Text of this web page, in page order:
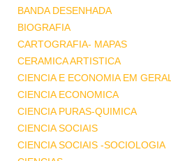
BANDA DESENHADA
BIOGRAFIA
CARTOGRAFIA- MAPAS
CERAMICA ARTISTICA
CIENCIA E ECONOMIA EM GERAL
CIENCIA ECONOMICA
CIENCIA PURAS-QUIMICA
CIENCIA SOCIAIS
CIENCIA SOCIAIS -SOCIOLOGIA